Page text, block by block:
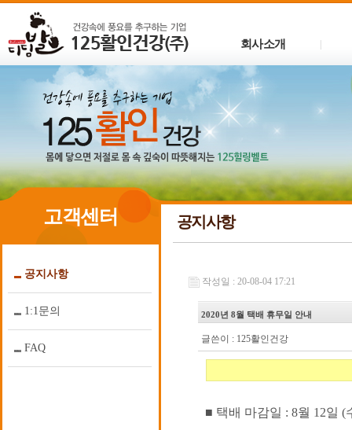
회사소개
고객센터
공지사항
1:1문의
FAQ
공지사항
작성일 : 20-08-04 17:21
2020년 8월 택배 휴무일 안내
글쓴이 : 125활인건강
■ 택배 마감일 : 8월 12일